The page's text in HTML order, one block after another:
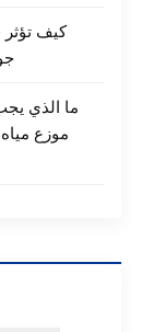
كيف تؤثر
ما الذي
موزع